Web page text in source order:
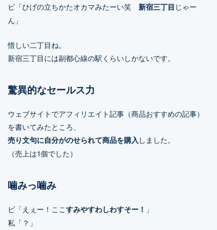
ピ「ひげの立ちかたオカマみたーい笑 新宿三丁目 じゃー
ん」
惜しい二丁目ね。
新宿三丁目には副都心線の駅くらいしかないです。
驚異的なセールス力
ウェブサイトでアフィリエイト記事（商品おすすめの記事）
を書いてみたところ、
売り文句に自分がのせられて商品を購入しました。
（売上は1個でした）
噛みっ噛み
ピ「えぇー！ここすみやすわしわすそー！ 」
私「？」